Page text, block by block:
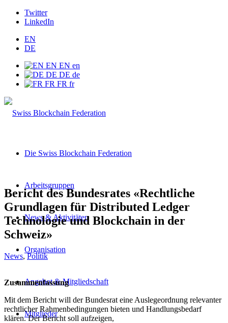
Twitter
LinkedIn
EN
DE
EN EN en
DE DE de
FR FR fr
Die Swiss Blockchain Federation
Arbeitsgruppen
News & Aktivitäten
Organisation
Angebot & Mitgliedschaft
Mitglieder
Bericht des Bundesrates «Rechtliche
Grundlagen für Distributed Ledger
Technologie und Blockchain in der
Schweiz»
News,Politik
Zusammenfassung
Mit dem Bericht will der Bundesrat eine Auslegeordnung relevanter
rechtlicher Rahmenbedingungen bieten und Handlungsbedarf
klären. Der Bericht soll aufzeigen,